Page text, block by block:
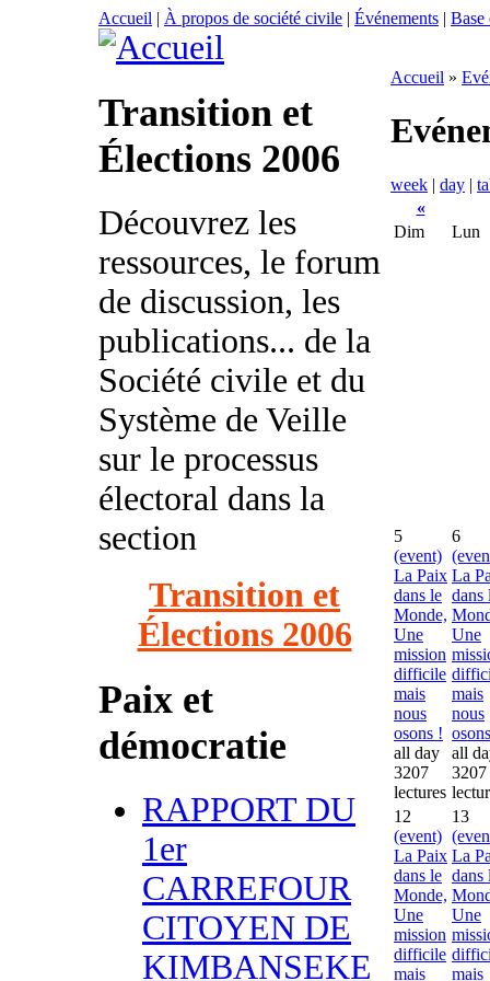
Accueil | À propos de société civile | Événements | Base
Transition et
Élections 2006
Découvrez les
ressources, le forum
de discussion, les
publications... de la
Société civile et du
Système de Veille
sur le processus
électoral dans la
section
Transition et
Élections 2006
Paix et
démocratie
RAPPORT DU
1er
CARREFOUR
CITOYEN DE
KIMBANSEKE
Accueil »
week | day |
«
Dim
Lun
5
(event)
La Paix
dans le
Monde,
Une
mission
difficile
mais
nous
osons !
all day
3207
lectures
6
La
dans
Une
mais
nous
all
3207
12
(event)
La Paix
dans le
Monde,
Une
mission
difficile
mais
13
La
dans
Une
mais